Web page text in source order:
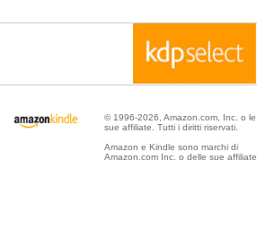
© 1996-2026, Amazon.com, Inc. o le
sue affiliate. Tutti i diritti riservati.
Amazon e Kindle sono marchi di
Amazon.com Inc. o delle sue affiliate.